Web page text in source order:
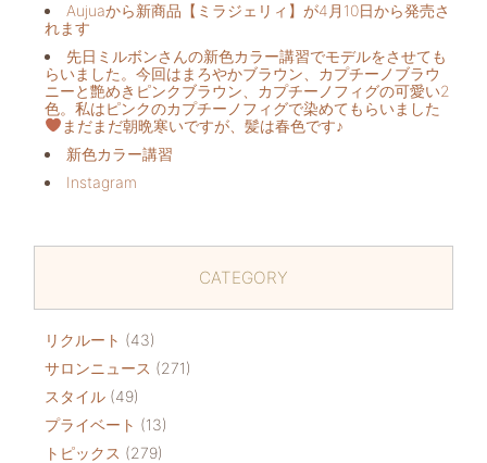
Aujuaから新商品【ミラジェリィ】が4月10日から発売さ
れます
先日ミルボンさんの新色カラー講習でモデルをさせても
らいました。今回はまろやかブラウン、カプチーノブラウ
ニーと艶めきピンクブラウン、カプチーノフィグの可愛い2
色。私はピンクのカプチーノフィグで染めてもらいました
まだまだ朝晩寒いですが、髪は春色です♪
新色カラー講習
Instagram
CATEGORY
リクルート (43)
サロンニュース (271)
スタイル (49)
プライベート (13)
トピックス (279)